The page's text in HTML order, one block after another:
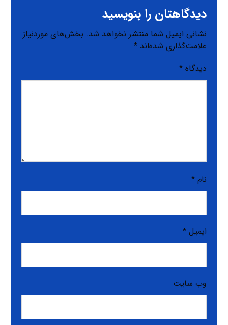
دیدگاهتان را بنویسید
نشانی ایمیل شما منتشر نخواهد شد. بخش‌های موردنیاز
علامت‌گذاری شده‌اند*
دیدگاه*
نام*
ایمیل*
وب‌ سایت